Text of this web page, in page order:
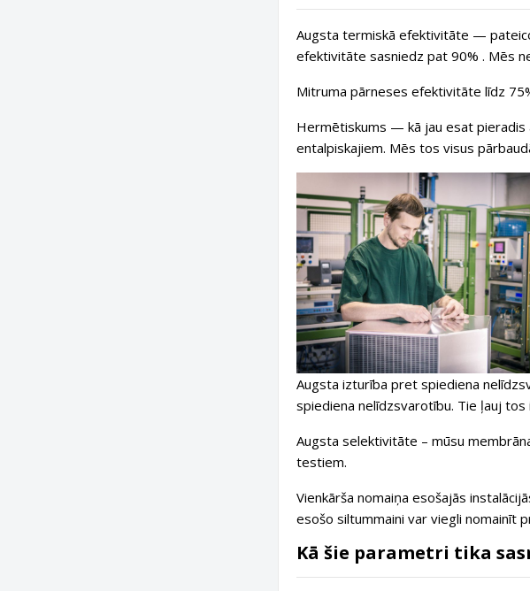
Augsta termiskā efektivitāte —
efektivitāte sasniedz pat 90% . Mēs
Mitruma pārneses efektivitāte līdz
Hermētiskums — kā jau esat pieradis
entalpiskajiem. Mēs tos visus
Augsta izturība pret spiediena
spiediena nelīdzsvarotību. Tie ļauj
Augsta selektivitāte – mūsu
testiem.
Vienkārša nomaiņa esošajās
esošo siltummaini var viegli nomainīt
Kā šie parametri tika